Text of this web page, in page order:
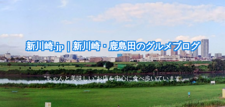
新川崎.jp｜新川崎・鹿島田のグルメブログ
“ちゃんと美味しい”お店を中心に食べ歩いています